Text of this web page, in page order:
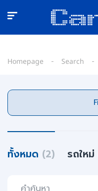
Homepage Search
ทั้งหมด (2) รถใหม่